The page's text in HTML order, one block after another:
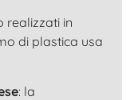
realizzati in
di plastica usa
: la